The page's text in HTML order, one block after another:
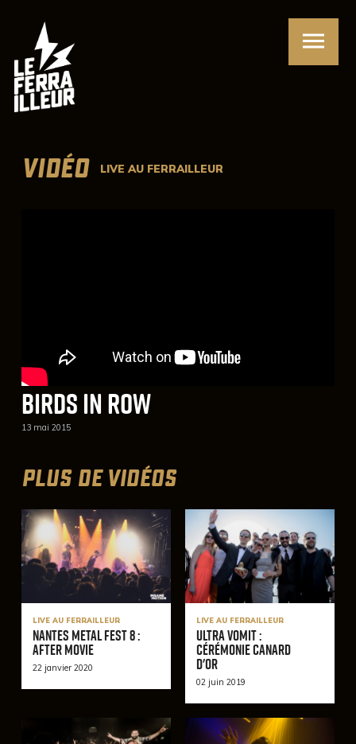
VIDÉO LIVE AU FERRAILLEUR
Birds In Row
13 mai 2015
PLUS DE VIDÉOS
LIVE AU FERRAILLEUR
Nantes Metal Fest 8 :
After Movie
22 janvier 2020
LIVE AU FERRAILLEUR
Ultra Vomit :
Cérémonie Canard
d'or
02 juin 2019